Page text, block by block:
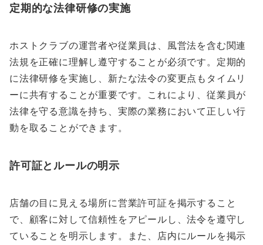
定期的な法律研修の実施
ホストクラブの運営者や従業員は、風営法を含む関連
法規を正確に理解し遵守することが必須です。定期的
に法律研修を実施し、新たな法令の変更点もタイムリ
ーに共有することが重要です。これにより、従業員が
法律を守る意識を持ち、実際の業務において正しい行
動を取ることができます。
許可証とルールの明示
店舗の目に見える場所に営業許可証を掲示すること
で、顧客に対して信頼性をアピールし、法令を遵守し
ていることを明示します。また、店内にルールを掲示